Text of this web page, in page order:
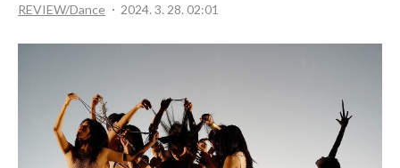
REVIEW/Dance 2024. 3. 28. 02:01